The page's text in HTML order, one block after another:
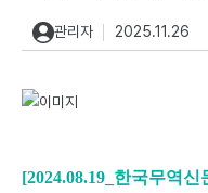
관리자 2025.11.26
[2024.08.19_한국무역신